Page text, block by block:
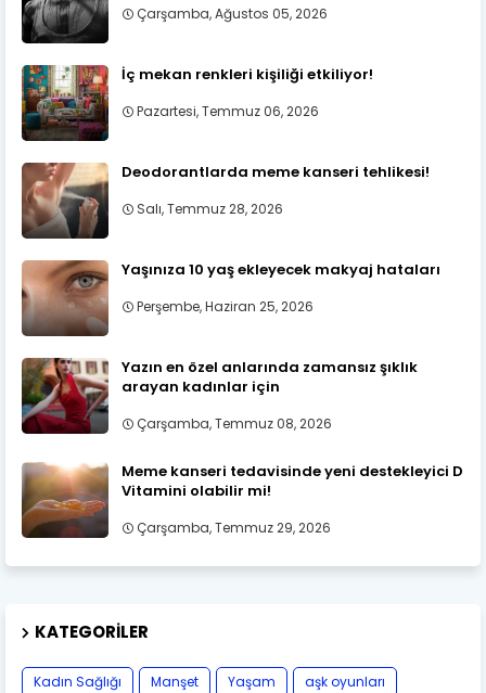
Çarşamba, Ağustos 05, 2026
İç mekan renkleri kişiliği etkiliyor!
Pazartesi, Temmuz 06, 2026
Deodorantlarda meme kanseri tehlikesi!
Salı, Temmuz 28, 2026
Yaşınıza 10 yaş ekleyecek makyaj hataları
Perşembe, Haziran 25, 2026
Yazın en özel anlarında zamansız şıklık
arayan kadınlar için
Çarşamba, Temmuz 08, 2026
Meme kanseri tedavisinde yeni destekleyici D
Vitamini olabilir mi!
Çarşamba, Temmuz 29, 2026
KATEGORILER
Kadın Sağlığı Manşet Yaşam
aşk oyunları